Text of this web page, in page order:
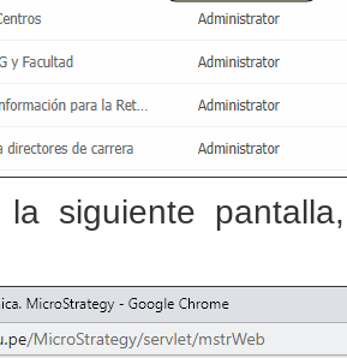
la siguiente